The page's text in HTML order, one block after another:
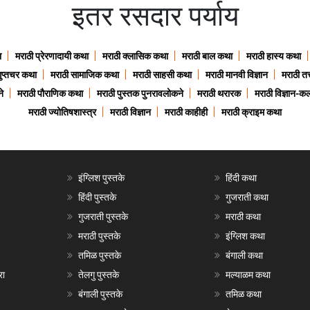
इतर रसदार पर्याय
मराठी प्रेरणादायी कथा मराठी क्लासिक कथा मराठी बाल कथा
मराठी हास्य कथा
कथा
मराठी सामाजिक कथा मराठी साहसी कथा मराठी मानवी विज्ञान
मराठी
मराठी पौराणिक कथा मराठी पुस्तक पुनरावलोकने मराठी थरारक
मराठी विज्ञान-
मराठी ज्योतिषशास्त्र
मराठी विज्ञान मराठी काहीही मराठी क्राइम कथा
इंग्लिश पुस्तके
हिंदी पुस्तके
गुजराती पुस्तके
मराठी पुस्तके
तमिळ पुस्तके
तेलगु पुस्तके
बंगाली पुस्तके
हिंदी कथा
गुजराती कथा
मराठी कथा
इंग्लिश कथा
बंगाली कथा
मल्याळम कथा
तमिळ कथा